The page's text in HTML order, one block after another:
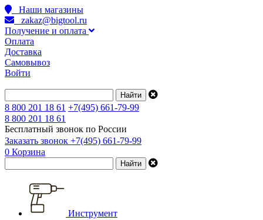
Наши магазины
zakaz@bigtool.ru
Получение и оплата
Оплата
Доставка
Самовывоз
Войти
8 800 201 18 61 +7(495) 661-79-99
8 800 201 18 61
Бесплатный звонок по России
Заказать звонок +7(495) 661-79-99
0 Корзина
Инструмент